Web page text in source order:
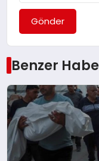
Gönder
Benzer